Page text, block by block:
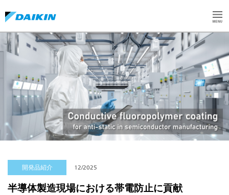
開発品紹介 12/2025
半導体製造現場における帯電防止に貢献